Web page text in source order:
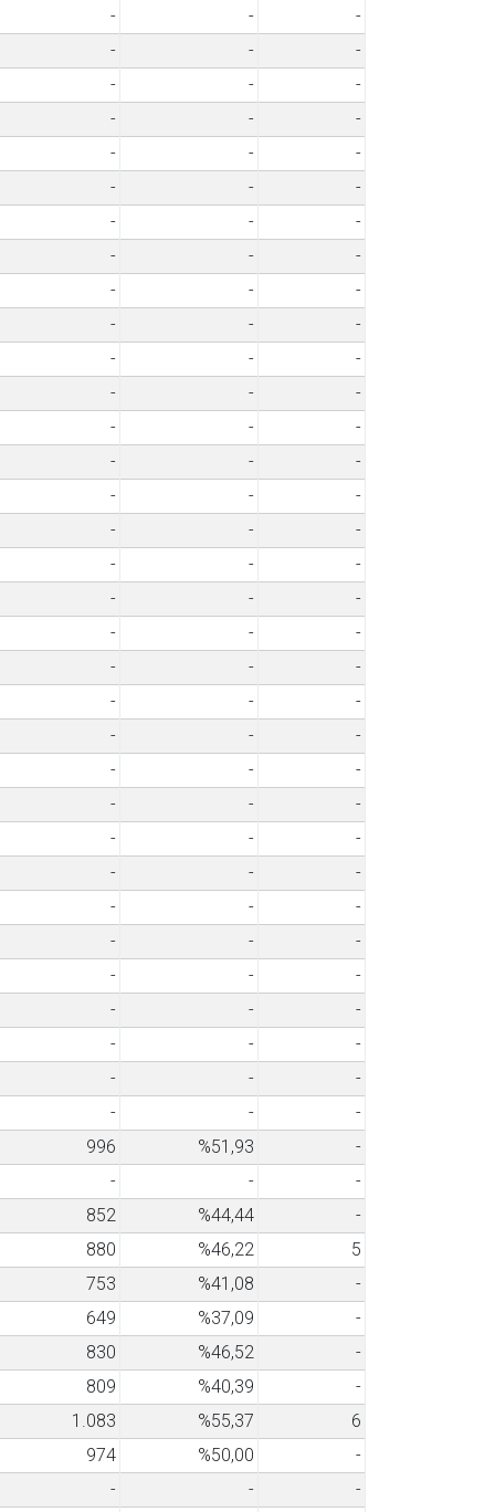
- -
-
- -
-
- -
-
- -
-
- -
-
- -
-
- -
-
- -
-
- -
-
- -
-
- -
-
- -
-
- -
-
- -
-
- -
-
- -
-
- -
-
- -
-
- -
-
- -
-
- -
-
- -
-
- -
-
- -
-
- -
-
- -
-
- -
-
- -
-
- -
-
- -
-
- -
-
- -
-
- -
-
996 %51,93
-
- -
-
852 %44,44
-
880 %46,22
5
753 %41,08
-
649 %37,09
-
830 %46,52
-
809 %40,39
-
1.083 %55,37
6
974 %50,00
-
- -
-